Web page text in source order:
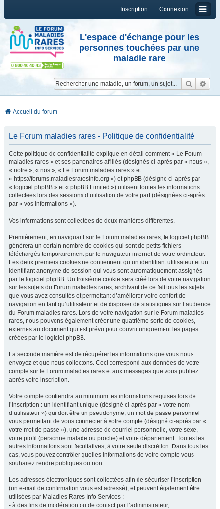
Connexion
Inscription
L'espace d'échange pour les
personnes touchées par une
maladie rare
Accueil du forum
Le Forum maladies rares - Politique de confidentialité
Cette politique de confidentialité explique en détail comment « Le Forum
maladies rares » et ses partenaires affiliés (désignés ci-après par « nous »,
« notre », « nos », « Le Forum maladies rares » et
« https://forums.maladiesraresinfo.org ») et phpBB (désigné ci-après par
« logiciel phpBB » et « phpBB Limited ») utilisent toutes les informations
collectées lors des sessions d’utilisation de votre part (désignées ci-après
par « vos informations »).
Vos informations sont collectées de deux manières différentes.
Premièrement, en naviguant sur le Forum maladies rares, le logiciel phpBB
génèrera un certain nombre de cookies qui sont de petits fichiers
téléchargés temporairement par le navigateur internet de votre ordinateur.
Les deux premiers cookies ne contiennent qu’un identifiant utilisateur et un
identifiant anonyme de session qui vous sont automatiquement assignés
par le logiciel phpBB. Un troisième cookie sera créé lors de votre navigation
sur les sujets du Forum maladies rares, archivant de ce fait tous les sujets
que vous avez consultés et permettant d’améliorer votre confort de
navigation en tant qu’utilisateur et de disposer de statistiques sur l’audience
du Forum maladies rares. Lors de votre navigation sur le Forum maladies
rares, nous pouvons également créer une quatrième sorte de cookies,
externes au document qui est prévu pour couvrir uniquement les pages
créées par le logiciel phpBB.
La seconde manière est de récupérer les informations que vous nous
envoyez et que nous collectons. Ceci correspond aux données de votre
compte sur le Forum maladies rares et aux messages que vous publiez
après votre inscription.
Votre compte contiendra au minimum les informations requises lors de
l’inscription : un identifiant unique (désigné ci-après par « votre nom
d’utilisateur ») qui doit être un pseudonyme, un mot de passe personnel
vous permettant de vous connecter à votre compte (désigné ci-après par «
votre mot de passe »), une adresse de courriel personnelle, votre sexe,
votre profil (personne malade ou proche) et votre département. Toutes les
autres informations sont facultatives, à votre seule discrétion. Dans tous les
cas, vous pouvez contrôler quelles informations de votre compte vous
souhaitez rendre publiques ou non.
Les adresses électroniques sont collectées afin de sécuriser l’inscription
(un e-mail de confirmation vous est adressé), et peuvent également être
utilisées par Maladies Rares Info Services :
- à des fins de modération ou de contact par l’administrateur,